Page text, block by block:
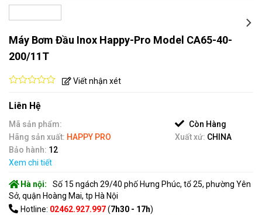
Máy Bơm Đầu Inox Happy-Pro Model CA65-40-
200/11T
out
of
5
Viết nhận xét
Liên Hệ
Mã sản phẩm:
Còn Hàng
Hãng sản xuất: HAPPY PRO Xuất xứ: CHINA
Bảo hành: 12
Xem chi tiết
Hà nội:
Số 15 ngách 29/40 phố Hưng Phúc, tổ 25, phường Yên
Sở, quận Hoàng Mai, tp Hà Nội
Hotline: 02462.927.997(7h30 - 17h)